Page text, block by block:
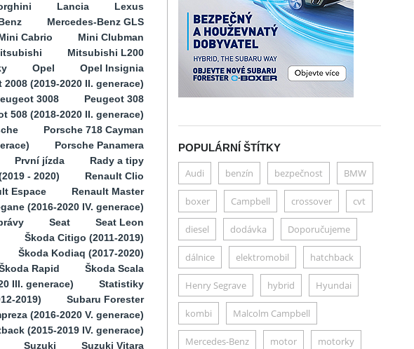
Lancia
Lexus
Mercedes-Benz GLS
Cabrio
Mini Clubman
Mitsubishi L200
Opel
Opel Insignia
2008 (2019-2020 II. generace)
3008
Peugeot 308
508 (2018-2020 II. generace)
Porsche 718 Cayman
Porsche Panamera
První jízda
Rady a tipy
- 2020)
Renault Clio
Espace
Renault Master
(2016-2020 IV. generace)
Seat
Seat Leon
Škoda Citigo (2011-2019)
Škoda Kodiaq (2017-2020)
Rapid
Škoda Scala
III. generace)
Statistiky
2019)
Subaru Forester
(2016-2020 V. generace)
(2015-2019 IV. generace)
Suzuki
Suzuki Vitara
POPULÁRNÍ ŠTÍTKY
Audi benzín bezpečnost BMW
boxer Campbell crossover cvt
diesel dodávka Doporučujeme
dálnice elektromobil hatchback
Henry Segrave hybrid Hyundai
kombi Malcolm Campbell
Mercedes-Benz motor motorky